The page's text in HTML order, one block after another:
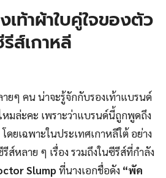
ท้าผ้าใบคู่ใจของตัว
ส์เกาหลี
ยๆ คน น่าจะรู้จักกับรองเท้าแบรนด์
หมล่ะคะ เพราะว่าแบรนด์นี้ถูกพูดถึง
ดยเฉพาะในประเทศเกาหลีใต้ อย่าง
ส์หลาย ๆ เรื่อง รวมถึงในซีรีส์ที่กำลัง
Slumpที่นางเอกชื่อดัง “พัค